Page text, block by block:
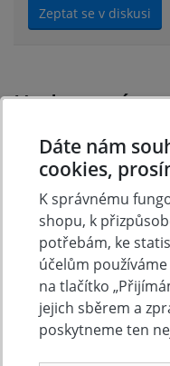
Zeptat se v diskusi
Hodnocení
Přidejte vlastní
dalším nakupujícím.
Hodnoťte.
Přidat vlastní
Dáte nám
cookies,
K správnému
shopu, k
potřebám, ke
účelům
na tlačítko
jejich sběrem a
poskytneme ten